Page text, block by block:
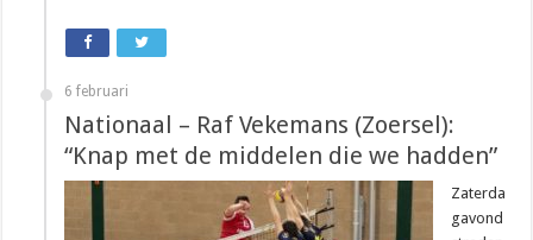
6 februari
Nationaal – Raf Vekemans (Zoersel):
“Knap met de middelen die we hadden”
Zaterda
gavond